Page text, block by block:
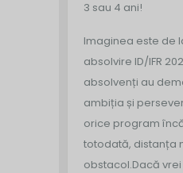
3 sau 4 ani!
Imaginea este de
absolvire ID/IFR
absolvenți au
ambiția și
orice program
totodată, distanța
obstacol.Dacă